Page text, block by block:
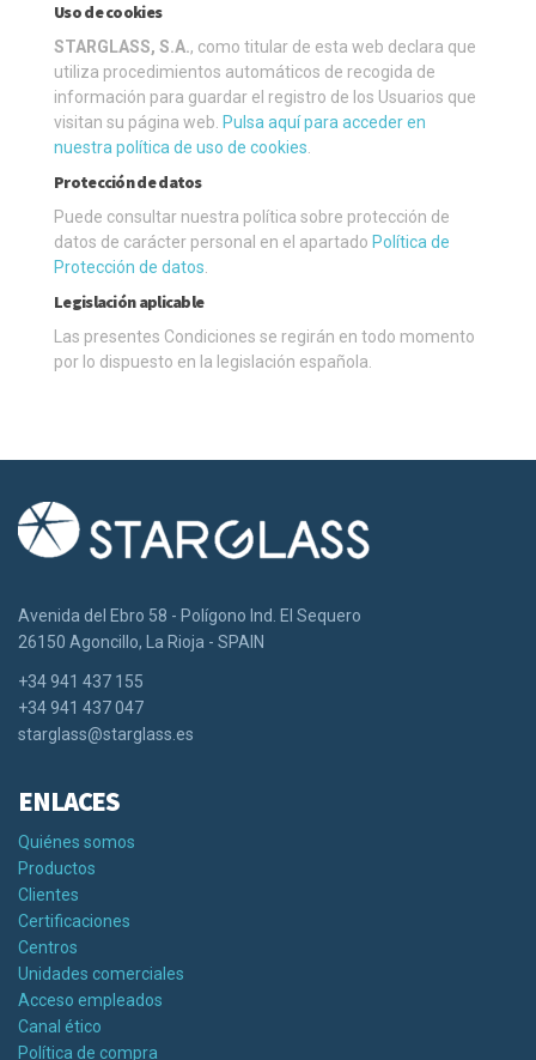
Uso de cookies
STARGLASS, S.A., como titular de esta web declara que
utiliza procedimientos automáticos de recogida de
información para guardar el registro de los Usuarios que
visitan su página web. Pulsa aquí para acceder en
nuestra política de uso de cookies.
Protección de datos
Puede consultar nuestra política sobre protección de
datos de carácter personal en el apartado Política de
Protección de datos.
Legislación aplicable
Las presentes Condiciones se regirán en todo momento
por lo dispuesto en la legislación española.
Avenida del Ebro 58 - Polígono Ind. El Sequero
26150 Agoncillo, La Rioja - SPAIN
+34 941 437 155
+34 941 437 047
starglass@starglass.es
ENLACES
Quiénes somos
Productos
Clientes
Certificaciones
Centros
Unidades comerciales
Acceso empleados
Canal ético
Política de compra